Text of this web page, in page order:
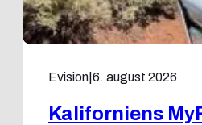
Evision 6. august 2026
Kaliforniens